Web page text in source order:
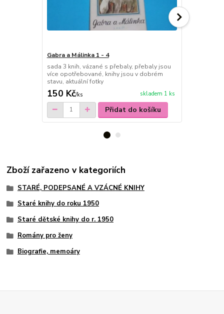
Gabra a Málinka 1 - 4
sada 3 knih, vázané s přebaly, přebaly jsou
více opotřebované, knihy jsou v dobrém
stavu, aktuální fotky
150 Kč/ks skladem 1 ks
Přidat do košíku
Zboží zařazeno v kategoriích
STARÉ, PODEPSANÉ A VZÁCNÉ KNIHY
Staré knihy do roku 1950
Staré dětské knihy do r. 1950
Romány pro ženy
Biografie, memoáry